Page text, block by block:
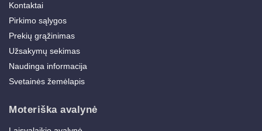
Kontaktai
Pirkimo sąlygos
Prekių grąžinimas
Užsakymų sekimas
Naudinga informacija
Svetainės žemėlapis
Moteriška avalynė